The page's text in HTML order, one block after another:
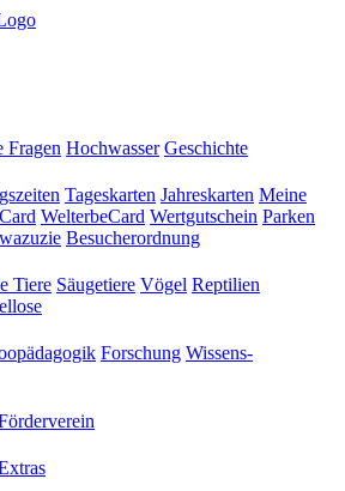
Fragen Hochwasser Geschichte
Tageskarten Jahreskarten Meine
WelterbeCard Wertgutschein Parken
Besucherordnung
Tiere Säugetiere Vögel Reptilien
Forschung Wissens-